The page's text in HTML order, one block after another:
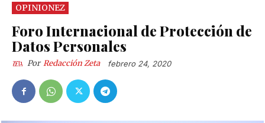
OPINIONEZ
Foro Internacional de Protección de
Datos Personales
Por Redacción Zeta febrero 24, 2020